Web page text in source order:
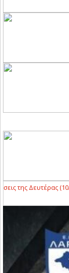
της Δευτέρας (10/8)